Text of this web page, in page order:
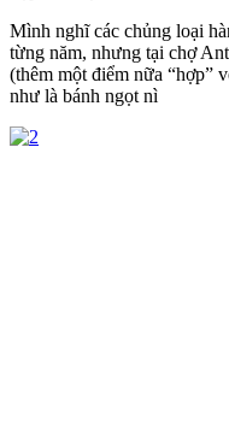
Mình nghĩ các chủng loại
từng năm, nhưng tại chợ
(thêm một điểm nữa “hợp”
như là bánh ngọt nì